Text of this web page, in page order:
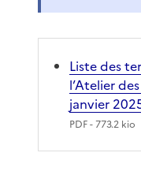
Liste des
l’Atelier
janvier
PDF- 773.2 kio